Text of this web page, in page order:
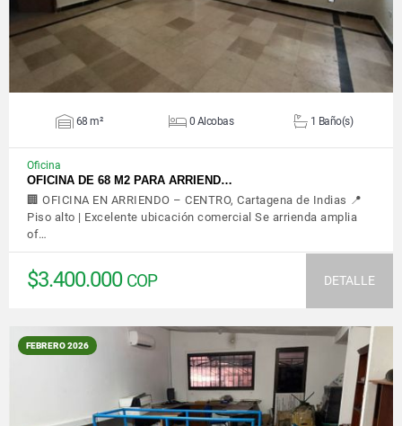
68 m² 0 Alcobas 1 Baño(s)
Oficina
OFICINA DE 68 M2 PARA ARRIEND…
🏢 OFICINA EN ARRIENDO – CENTRO, Cartagena de Indias 📍
Piso alto | Excelente ubicación comercial Se arrienda amplia
of…
$3.400.000 COP DETALLE
FEBRERO 2026